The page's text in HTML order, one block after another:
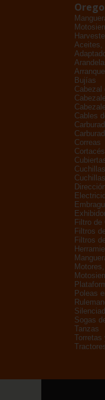
Aceites,
Bujías
Cabezal
Cables
Correas
Filtro de
Filtros
Filtros
Poleas
Sogas
Tanzas
Torretas